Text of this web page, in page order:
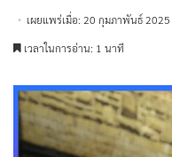
เผยแพร่เมื่อ: 20 กุมภาพันธ์ 2025
เวลาในการอ่าน: 1 นาที